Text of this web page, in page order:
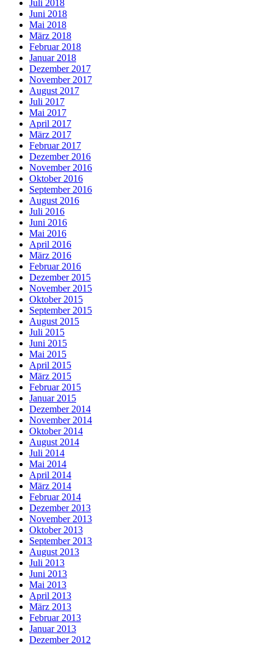
Juli 2018
Juni 2018
Mai 2018
März 2018
Februar 2018
Januar 2018
Dezember 2017
November 2017
August 2017
Juli 2017
Mai 2017
April 2017
März 2017
Februar 2017
Dezember 2016
November 2016
Oktober 2016
September 2016
August 2016
Juli 2016
Juni 2016
Mai 2016
April 2016
März 2016
Februar 2016
Dezember 2015
November 2015
Oktober 2015
September 2015
August 2015
Juli 2015
Juni 2015
Mai 2015
April 2015
März 2015
Februar 2015
Januar 2015
Dezember 2014
November 2014
Oktober 2014
August 2014
Juli 2014
Mai 2014
April 2014
März 2014
Februar 2014
Dezember 2013
November 2013
Oktober 2013
September 2013
August 2013
Juli 2013
Juni 2013
Mai 2013
April 2013
März 2013
Februar 2013
Januar 2013
Dezember 2012